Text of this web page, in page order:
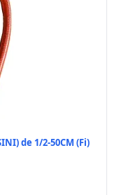
de 1/2-50CM (Fi)